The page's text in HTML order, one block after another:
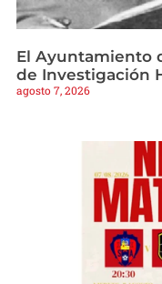
El Ayuntamiento
de Investigación
agosto 7, 2026